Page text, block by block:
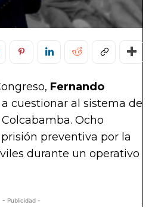
Fernando
a cuestionar al sistema de
Ocho
preventiva por la
durante un operativo
- Publicidad -